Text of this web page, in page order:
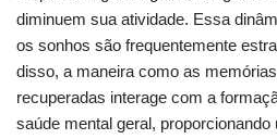
diminuem sua atividade. Essa
os sonhos são frequentemente
disso, a maneira como as
recuperadas interage com a
saúde mental geral,